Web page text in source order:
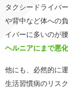
タクシードライバ
や背中など体への
イバーに多いのが
ヘルニアにまで悪
他にも、必然的に
生活習慣病のリス